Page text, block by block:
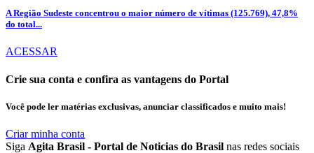
A Região Sudeste concentrou o maior número de vítimas (125.769), 47,8%
do total...
ACESSAR
Crie sua conta e confira as vantagens do Portal
Você pode ler matérias exclusivas, anunciar classificados e muito mais!
Criar minha conta
Siga Agita Brasil - Portal de Noticias do Brasil nas redes sociais